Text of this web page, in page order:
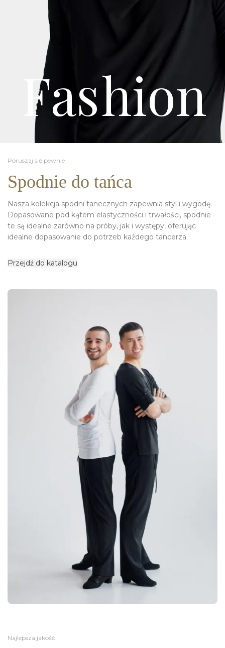
Fashion
Poruszaj się pewnie
Spodnie do tańca
Nasza kolekcja spodni tanecznych zapewnia styl i wygodę.
Dopasowane pod kątem elastyczności i trwałości, spodnie
te są idealne zarówno na próby, jak i występy, oferując
idealne dopasowanie do potrzeb każdego tancerza.
Przejdź do katalogu
Najlepsza jakość